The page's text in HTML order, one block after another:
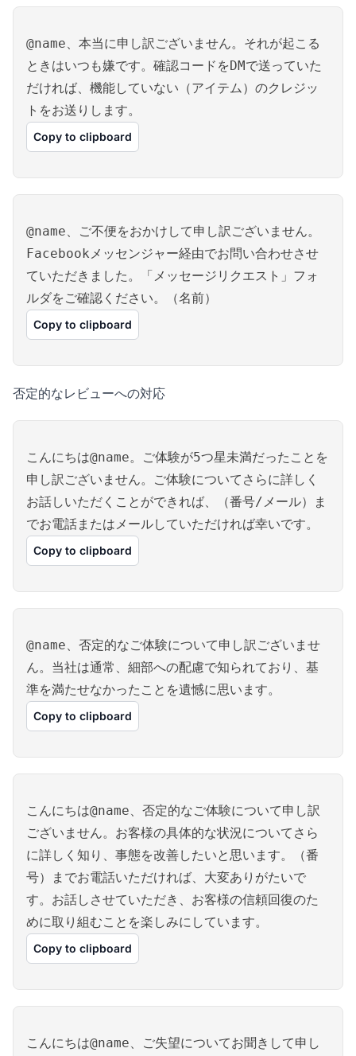
@name、本当に申し訳ございません。それが起こる
ときはいつも嫌です。確認コードをDMで送っていた
だければ、機能していない（アイテム）のクレジッ
トをお送りします。
Copy to clipboard
@name、ご不便をおかけして申し訳ございません。
Facebookメッセンジャー経由でお問い合わせさせ
ていただきました。「メッセージリクエスト」フォ
ルダをご確認ください。（名前）
Copy to clipboard
否定的なレビューへの対応
こんにちは@name。ご体験が5つ星未満だったことを
申し訳ございません。ご体験についてさらに詳しく
お話しいただくことができれば、（番号/メール）ま
でお電話またはメールしていただければ幸いです。
Copy to clipboard
@name、否定的なご体験について申し訳ございませ
ん。当社は通常、細部への配慮で知られており、基
準を満たせなかったことを遺憾に思います。
Copy to clipboard
こんにちは@name、否定的なご体験について申し訳
ございません。お客様の具体的な状況についてさら
に詳しく知り、事態を改善したいと思います。（番
号）までお電話いただければ、大変ありがたいで
す。お話しさせていただき、お客様の信頼回復のた
めに取り組むことを楽しみにしています。
Copy to clipboard
こんにちは@name、ご失望についてお聞きして申し